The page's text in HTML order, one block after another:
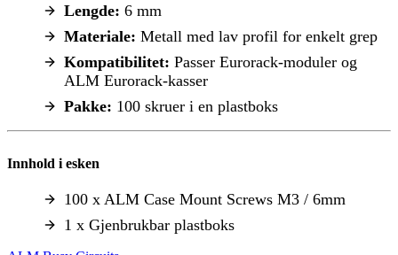
Lengde: 6 mm
Materiale: Metall med lav profil for enkelt grep
Kompatibilitet: Passer Eurorack-moduler og
ALM Eurorack-kasser
Pakke: 100 skruer i en plastboks
Innhold i esken
100 x ALM Case Mount Screws M3 / 6mm
1 x Gjenbrukbar plastboks